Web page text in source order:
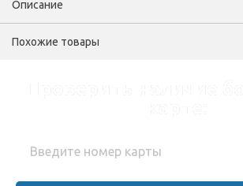
Описание
Похожие товары